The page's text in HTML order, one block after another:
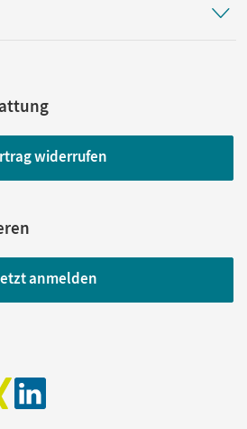
widerrufen
anmelden